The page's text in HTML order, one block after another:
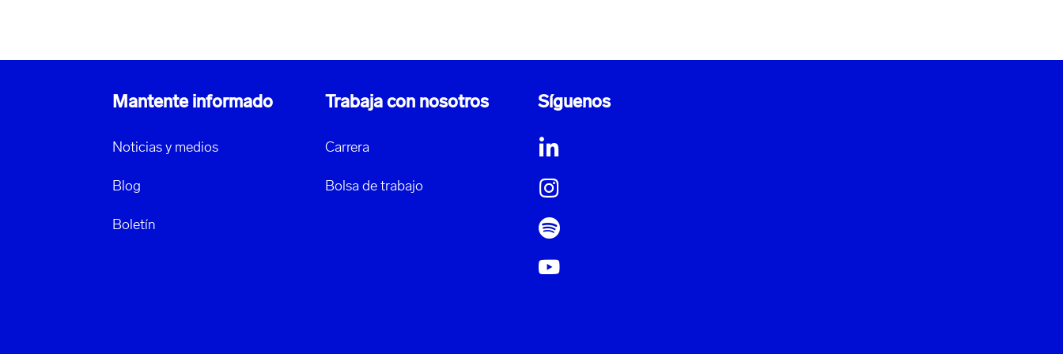
Mantente informado
Noticias y medios
Blog
Boletín
Trabaja con nosotros
Carrera
Bolsa de trabajo
Síguenos